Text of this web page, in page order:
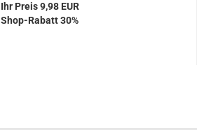
Ihr Preis 9,98 EUR
Shop-Rabatt 30%